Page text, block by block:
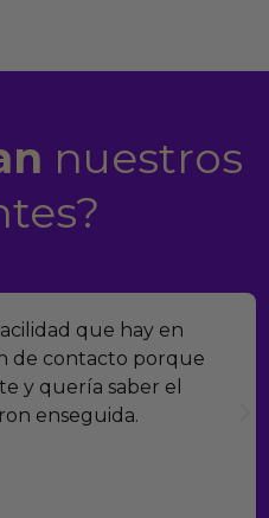
nuestros
que hay en
de contacto porque
y quería saber el
enseguida.